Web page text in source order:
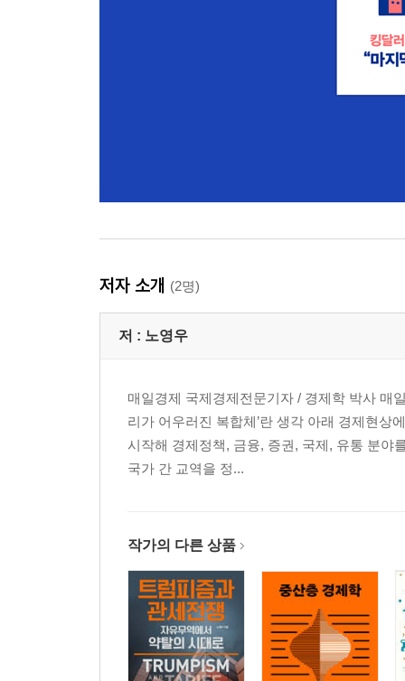
저자 소개 (2명)
저 : 노영우
매일경제 국제경제전문기자 / 경제학 박사 매
리가 어우러진 복합체’란 생각 아래 경제현상
시작해 경제정책, 금융, 증권, 국제, 유통 분야
국가 간 교역을 정...
작가의 다른 상품